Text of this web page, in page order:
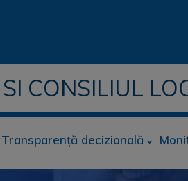
CONSILIUL
Transparență decizională